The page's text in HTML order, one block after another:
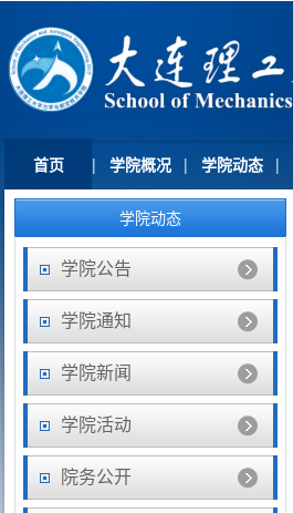
首页 | 学院概况 | 学院动态 |
学院动态
学院公告
学院通知
学院新闻
学院活动
院务公开